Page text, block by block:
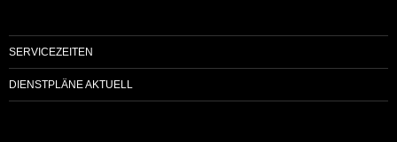
SERVICEZEITEN
DIENSTPLÄNE AKTUELL